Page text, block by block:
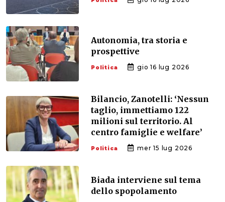
Autonomia, tra storia e
prospettive
Politica gio 16 lug 2026
Bilancio, Zanotelli: ‘Nessun
taglio, immettiamo 122
milioni sul territorio. Al
centro famiglie e welfare’
Politica mer 15 lug 2026
Biada interviene sul tema
dello spopolamento